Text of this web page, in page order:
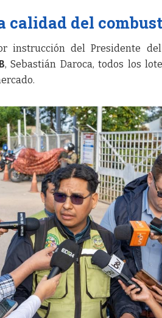
calidad del
instrucción del Presidente
, Sebastián Daroca, todos los